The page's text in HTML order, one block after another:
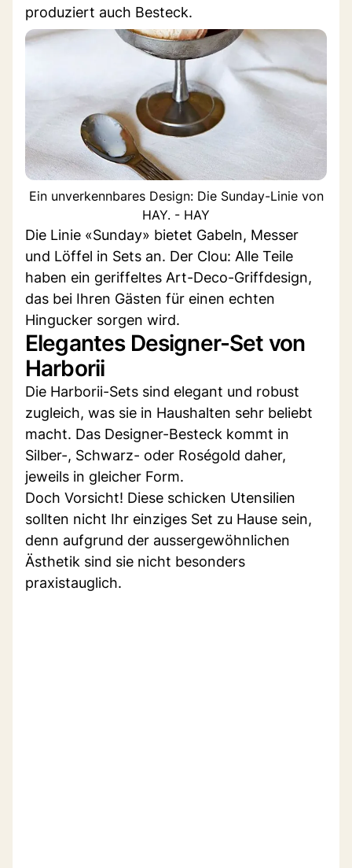
produziert auch Besteck.
Ein unverkennbares Design: Die Sunday-Linie von
HAY. - HAY
Die Linie «Sunday» bietet Gabeln, Messer
und Löffel in Sets an. Der Clou: Alle Teile
haben ein geriffeltes Art-Deco-Griffdesign,
das bei Ihren Gästen für einen echten
Hingucker sorgen wird.
Elegantes Designer-Set von
Harborii
Die Harborii-Sets sind elegant und robust
zugleich, was sie in Haushalten sehr beliebt
macht. Das Designer-Besteck kommt in
Silber-, Schwarz- oder Roségold daher,
jeweils in gleicher Form.
Doch Vorsicht! Diese schicken Utensilien
sollten nicht Ihr einziges Set zu Hause sein,
denn aufgrund der aussergewöhnlichen
Ästhetik sind sie nicht besonders
praxistauglich.